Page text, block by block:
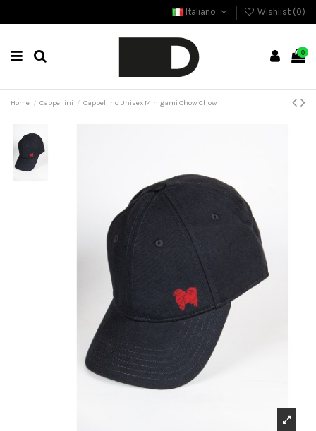
Italiano Wishlist (0)
0
Home Cappellini Cappellino Unisex Minigami Chow Chow